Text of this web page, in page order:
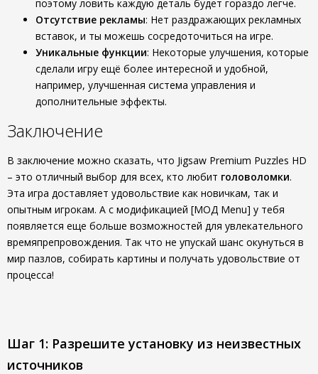
поэтому ловить каждую деталь будет гораздо легче.
Отсутствие рекламы: Нет раздражающих рекламных
вставок, и ты можешь сосредоточиться на игре.
Уникальные функции: Некоторые улучшения, которые
сделали игру ещё более интересной и удобной,
например, улучшенная система управления и
дополнительные эффекты.
Заключение
В заключение можно сказать, что Jigsaw Premium Puzzles HD
– это отличный выбор для всех, кто любит головоломки.
Эта игра доставляет удовольствие как новичкам, так и
опытным игрокам. А с модификацией [МОД Menu] у тебя
появляется еще больше возможностей для увлекательного
времяпрепровождения. Так что не упускай шанс окунуться в
мир пазлов, собирать картины и получать удовольствие от
процесса!
Шаг 1: Разрешите установку из неизвестных
источников